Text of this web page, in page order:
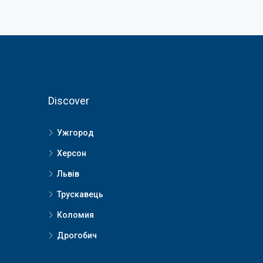
Discover
Ужгород
Херсон
Львів
Трускавець
Коломия
Дрогобич